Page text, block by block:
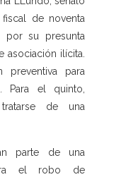
de noventa
por su presunta
asociación ilícita.
preventiva para
Para el quinto,
de una
parte de una
el robo de